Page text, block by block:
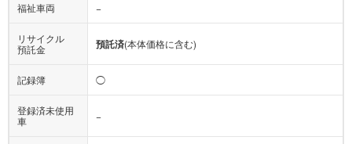
福祉車両 −
リサイクル
預託金
預託済(本体価格に含む)
記録簿 ◯
登録済未使用
車
−